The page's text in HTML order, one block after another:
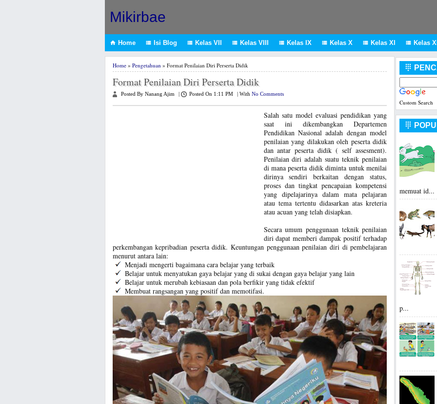
Mikirbae
 Home  Isi Blog  Kelas VII  Kelas VIII  Kelas IX  Kelas X  Kelas XI  Kelas XII
Home» Pengetahuan» Format Penilaian Diri Perserta Didik
Format Penilaian Diri Perserta Didik
Posted By Nanang Ajim Posted On 1:11 PM With No Comments
Salah satu model evaluasi pendidikan yang
saat ini dikembangkan Departemen
Pendidikan Nasional adalah dengan model
penilaian yang dilakukan oleh peserta didik
dan antar peserta didik ( self assesment).
Penilaian diri adalah suatu teknik penilaian
di mana peserta didik diminta untuk menilai
dirinya sendiri berkaitan dengan status,
proses dan tingkat pencapaian kompetensi
yang dipelajarinya dalam mata pelajaran
atau tema tertentu didasarkan atas kreteria
atau acuan yang telah disiapkan.
Secara umum penggunaan teknik penilaian
diri dapat memberi dampak positif terhadap
perkembangan kepribadian peserta didik. Keuntungan penggunaan penilaian diri di pembelajaran
menurut antara lain:
Menjadi mengerti bagaimana cara belajar yang terbaik
Belajar untuk menyatukan gaya belajar yang di sukai dengan gaya belajar yang lain
Belajar untuk merubah kebiasaan dan pola berfikir yang tidak efektif
Membuat rangsangan yang positif dan memotifasi.

Custom Search

memuat id...
p...